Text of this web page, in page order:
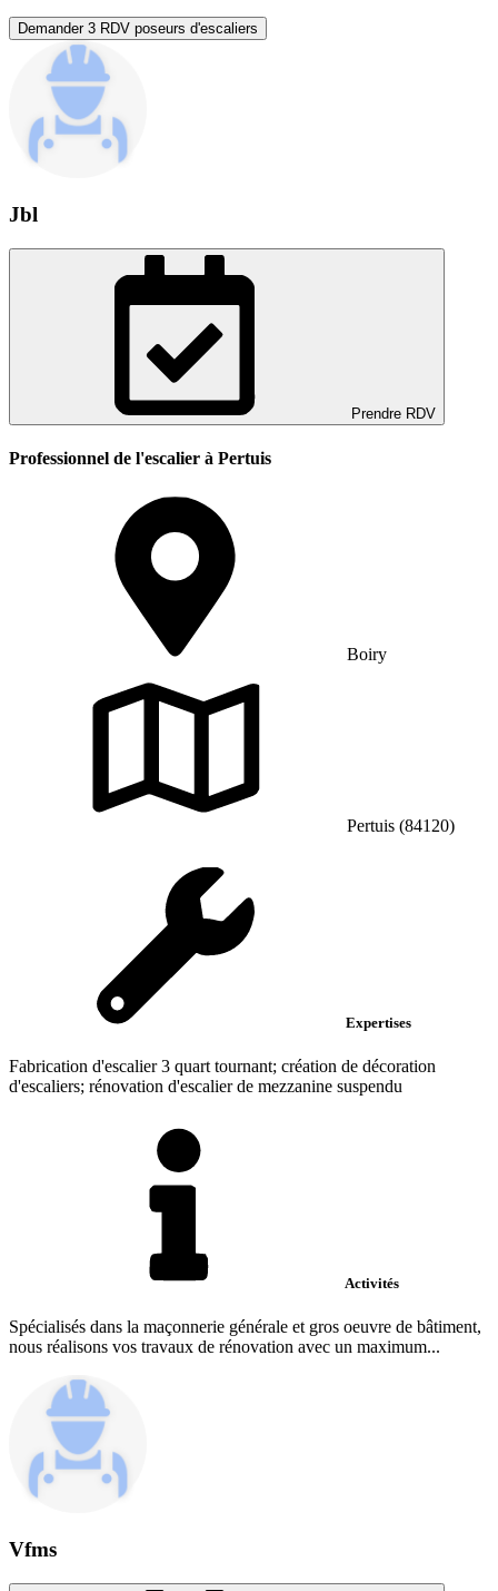
Demander 3 RDV poseurs d'escaliers
Jbl
Prendre RDV
Professionnel de l'escalier à Pertuis
Boiry
Pertuis (84120)
Expertises
Fabrication d'escalier 3 quart tournant; création de décoration
d'escaliers; rénovation d'escalier de mezzanine suspendu
Activités
Spécialisés dans la maçonnerie générale et gros oeuvre de bâtiment,
nous réalisons vos travaux de rénovation avec un maximum...
Vfms